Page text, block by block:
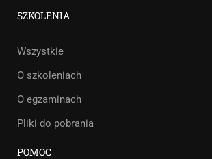
SZKOLENIA
Wszystkie
O szkoleniach
O egzaminach
Pliki do pobrania
POMOC